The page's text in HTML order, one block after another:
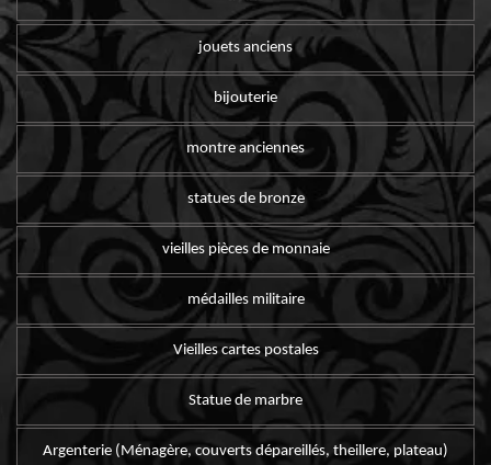
jouets anciens
bijouterie
montre anciennes
statues de bronze
vieilles pièces de monnaie
médailles militaire
Vieilles cartes postales
Statue de marbre
Argenterie (Ménagère, couverts dépareillés, theillere, plateau)